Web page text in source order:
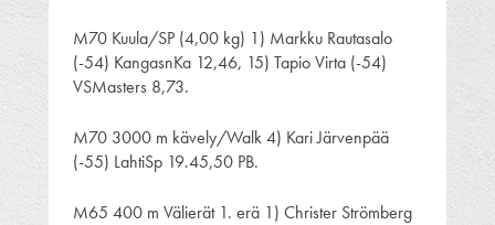
M70 Kuula/SP (4,00 kg) 1) Markku Rautasalo
(-54) KangasnKa 12,46, 15) Tapio Virta (-54)
VSMasters 8,73.
M70 3000 m kävely/Walk 4) Kari Järvenpää
(-55) LahtiSp 19.45,50 PB.
M65 400 m Välierät 1. erä 1) Christer Strömberg